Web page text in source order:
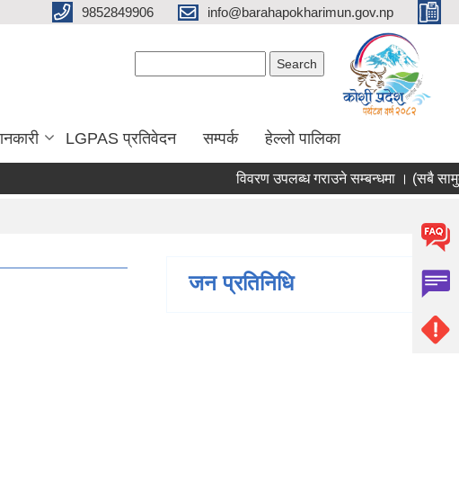
9852849906 info@barahapokharimun.gov.np
LGPAS प्रतिवेदन सम्पर्क हेल्लो पालिका
विवरण उपलब्ध गराउने सम्बन्धमा । (सबै
जन प्रतिनिधि